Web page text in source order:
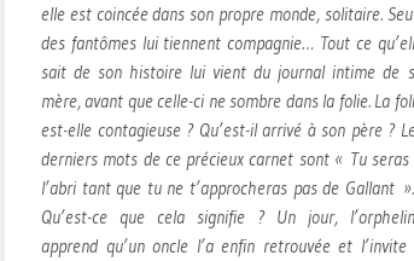
elle est coincée dans son propre monde, solitaire.
des fantômes lui tiennent compagnie… Tout ce
sait de son histoire lui vient du journal intime de
mère, avant que celle-ci ne sombre dans la folie. La
est-elle contagieuse ? Qu’est-il arrivé à son père ?
derniers mots de ce précieux carnet sont « Tu seras
l’abri tant que tu ne t’approcheras pas de Gallant
Qu’est-ce que cela signifie ? Un jour,
apprend qu’un oncle l’a enfin retrouvée et l’invite